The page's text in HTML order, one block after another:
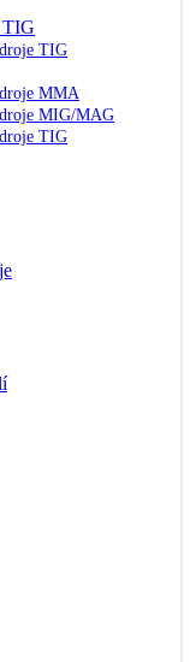
TIG
TIG
MMA
MIG/MAG
TIG